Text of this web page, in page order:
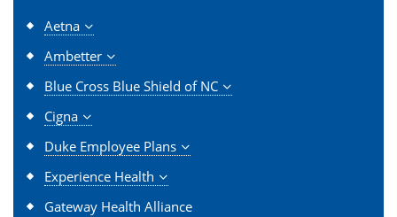
Aetna
Ambetter
Blue Cross Blue Shield of NC
Cigna
Duke Employee Plans
Experience Health
Gateway Health Alliance